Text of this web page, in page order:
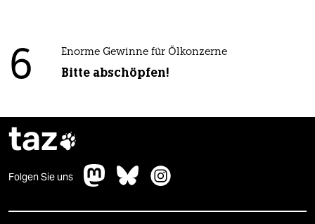
6 Enorme Gewinne für Ölkonzerne
Bitte abschöpfen!
taz
Folgen Sie uns